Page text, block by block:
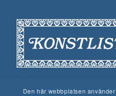
Den här webbplatsen